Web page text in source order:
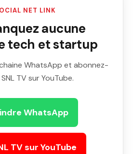
NET LINK
aucune
tech et startup
WhatsApp et abonnez-
TV sur YouTube.
WhatsApp
TV sur YouTube